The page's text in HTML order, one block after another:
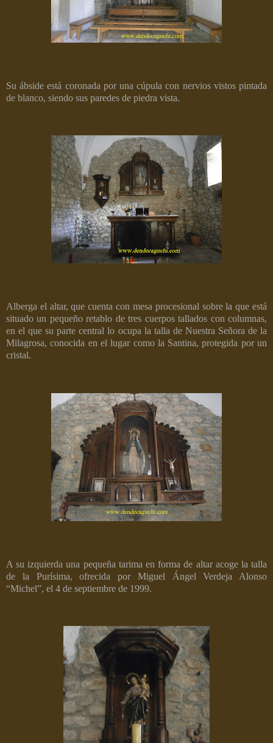
Su ábside está coronada por una cúpula con nervios vistos pintada
de blanco, siendo sus paredes de piedra vista.
Alberga el altar, que cuenta con mesa procesional sobre la que está
situado un pequeño retablo de tres cuerpos tallados con columnas,
en el que su parte central lo ocupa la talla de Nuestra Señora de la
Milagrosa, conocida en el lugar como la Santina, protegida por un
cristal.
A su izquierda una pequeña tarima en forma de altar acoge la talla
de la Purísima, ofrecida por Miguel Ángel Verdeja Alonso
“Michel”, el 4 de septiembre de 1999.